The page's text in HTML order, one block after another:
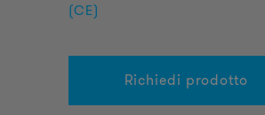
(CE)
Richiedi prodotto